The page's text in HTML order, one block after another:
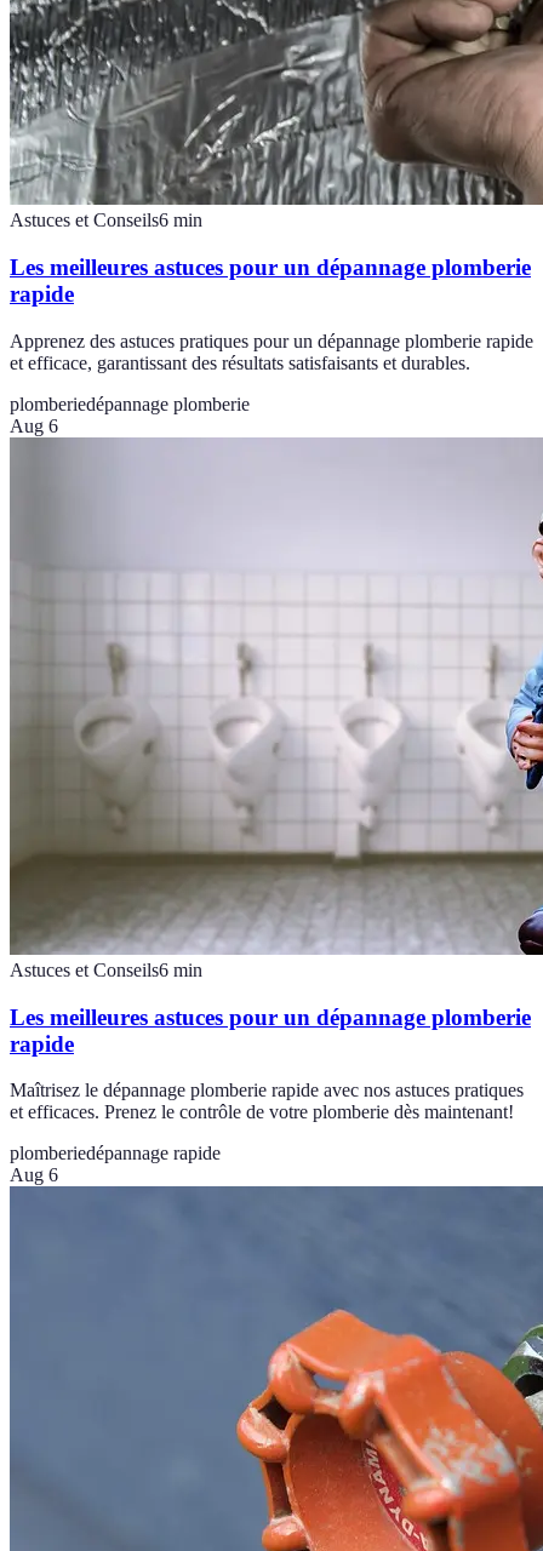
Astuces et Conseils6 min
Les meilleures astuces pour un dépannage plomberie
rapide
Apprenez des astuces pratiques pour un dépannage plomberie rapide
et efficace, garantissant des résultats satisfaisants et durables.
plomberiedépannage plomberie
Aug 6
Astuces et Conseils6 min
Les meilleures astuces pour un dépannage plomberie
rapide
Maîtrisez le dépannage plomberie rapide avec nos astuces pratiques
et efficaces. Prenez le contrôle de votre plomberie dès maintenant!
plomberiedépannage rapide
Aug 6